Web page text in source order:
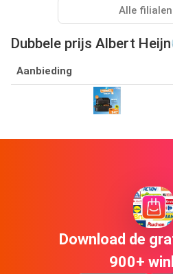
Alle filialen
Dubbele prijs Albert
Aanbieding
Download de
900+